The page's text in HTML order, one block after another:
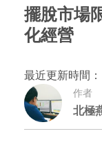
擺脫市場
化經營
最近更新時間
作者
北極